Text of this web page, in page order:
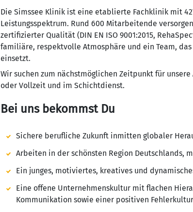
Die Simssee Klinik ist eine etablierte Fachklinik mit
Leistungsspektrum. Rund 600 Mitarbeitende
zertifizierter Qualität (DIN EN ISO 9001:2015,
familiäre, respektvolle Atmosphäre und ein Team,
einsetzt.
Wir suchen zum nächstmöglichen Zeitpunkt für unsere
oder Vollzeit und im Schichtdienst.
Bei uns bekommst Du
Sichere berufliche Zukunft inmitten globaler
Arbeiten in der schönsten Region Deutschlands,
Ein junges, motiviertes, kreatives und
Eine offene Unternehmenskultur mit flachen
Kommunikation sowie einer positiven